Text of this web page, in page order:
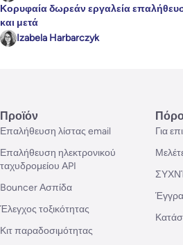
Κορυφαία δωρεάν εργαλεία
και μετά
Izabela Harbarczyk
Προϊόν
Επαλήθευση λίστας email
Επαλήθευση ηλεκτρονικού
ταχυδρομείου API
Bouncer Ασπίδα
Έλεγχος τοξικότητας
Κιτ παραδοσιμότητας
Για